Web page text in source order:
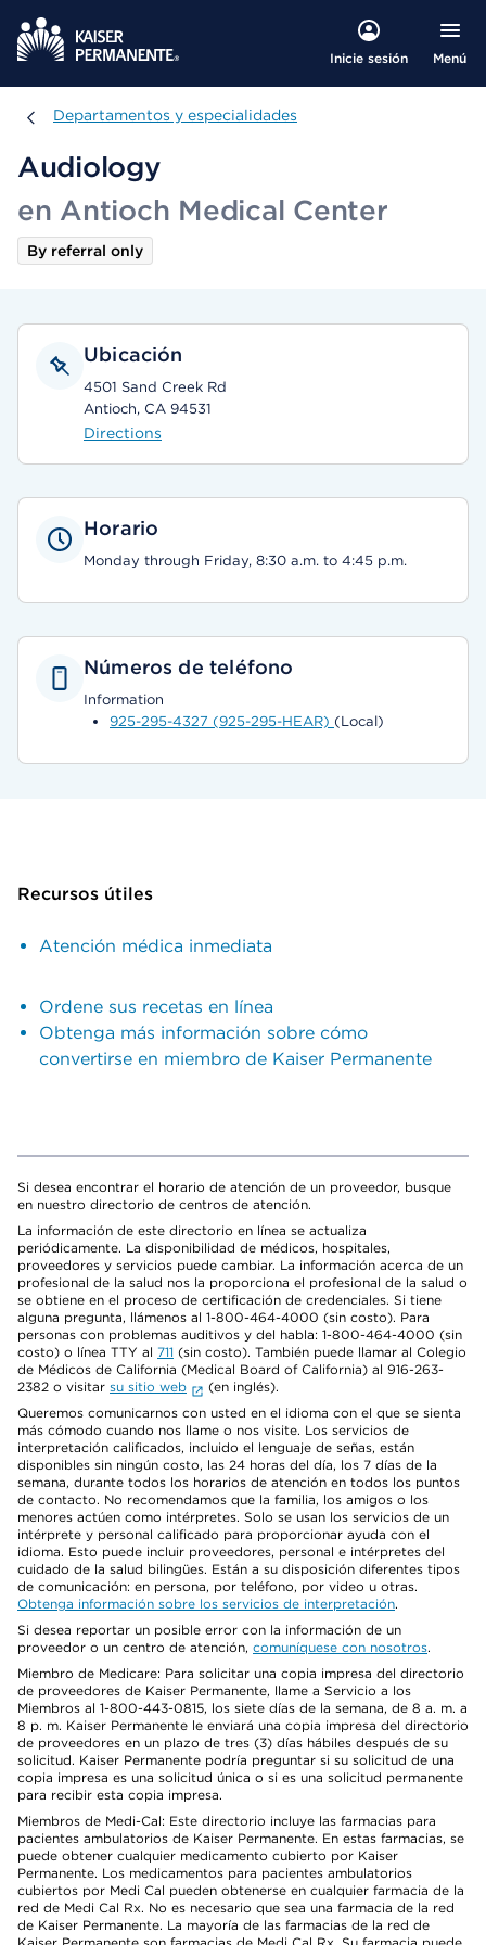
Inicie sesión Menú
Departamentos y especialidades
Departamentos y especialidades
Audiology
en Antioch Medical Center
By referral only
Ubicación
4501 Sand Creek Rd
Antioch, CA 94531
Directions
Horario
Monday through Friday, 8:30 a.m. to 4:45 p.m.
Números de teléfono
Information
925-295-4327 (925-295-HEAR) (Local)
Recursos útiles
Atención médica inmediata
Ordene sus recetas en línea
Obtenga más información sobre cómo
convertirse en miembro de Kaiser Permanente
Si desea encontrar el horario de atención de un proveedor, busque
en nuestro directorio de centros de atención.
La información de este directorio en línea se actualiza
periódicamente. La disponibilidad de médicos, hospitales,
proveedores y servicios puede cambiar. La información acerca de un
profesional de la salud nos la proporciona el profesional de la salud o
se obtiene en el proceso de certificación de credenciales. Si tiene
alguna pregunta, llámenos al 1-800-464-4000 (sin costo). Para
personas con problemas auditivos y del habla: 1-800-464-4000 (sin
costo) o línea TTY al 711 (sin costo). También puede llamar al Colegio
de Médicos de California (Medical Board of California) al 916-263-
2382 o visitar su sitio web
(en inglés).
Queremos comunicarnos con usted en el idioma con el que se sienta
más cómodo cuando nos llame o nos visite. Los servicios de
interpretación calificados, incluido el lenguaje de señas, están
disponibles sin ningún costo, las 24 horas del día, los 7 días de la
semana, durante todos los horarios de atención en todos los puntos
de contacto. No recomendamos que la familia, los amigos o los
menores actúen como intérpretes. Solo se usan los servicios de un
intérprete y personal calificado para proporcionar ayuda con el
idioma. Esto puede incluir proveedores, personal e intérpretes del
cuidado de la salud bilingües. Están a su disposición diferentes tipos
de comunicación: en persona, por teléfono, por video u otras.
Obtenga información sobre los servicios de interpretación.
Si desea reportar un posible error con la información de un
proveedor o un centro de atención, comuníquese con nosotros.
Miembro de Medicare: Para solicitar una copia impresa del directorio
de proveedores de Kaiser Permanente, llame a Servicio a los
Miembros al 1-800-443-0815, los siete días de la semana, de 8 a. m. a
8 p. m. Kaiser Permanente le enviará una copia impresa del directorio
de proveedores en un plazo de tres (3) días hábiles después de su
solicitud. Kaiser Permanente podría preguntar si su solicitud de una
copia impresa es una solicitud única o si es una solicitud permanente
para recibir esta copia impresa.
Miembros de Medi-Cal: Este directorio incluye las farmacias para
pacientes ambulatorios de Kaiser Permanente. En estas farmacias, se
puede obtener cualquier medicamento cubierto por Kaiser
Permanente. Los medicamentos para pacientes ambulatorios
cubiertos por Medi Cal pueden obtenerse en cualquier farmacia de la
red de Medi Cal Rx. No es necesario que sea una farmacia de la red
de Kaiser Permanente. La mayoría de las farmacias de la red de